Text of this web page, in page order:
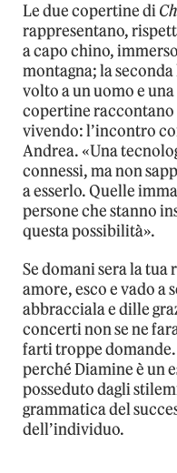
Le due copertine di
rappresentano,
a capo chino,
montagna; la
volto a un uomo e
copertine
vivendo: l’incontro
Andrea. «Una
connessi, ma non
a esserlo. Quelle
persone che stanno
questa possibilità».
Se domani sera la tua
amore, esco e vado a
abbracciala e dille
concerti non se ne
farti troppe
perché Diamine è un
posseduto dagli
grammatica del
dell’individuo.